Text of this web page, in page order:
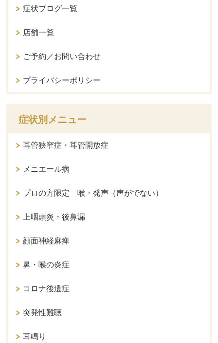
症状ブログ一覧
店舗一覧
ご予約／お問い合わせ
プライバシーポリシー
症状別メニュー
耳管狭窄症・耳管開放症
メニエール病
プロの方限定 喉・発声（声がでない）
上咽頭炎・後鼻漏
顔面神経麻痺
鼻・喉の炎症
コロナ後遺症
突発性難聴
耳鳴り